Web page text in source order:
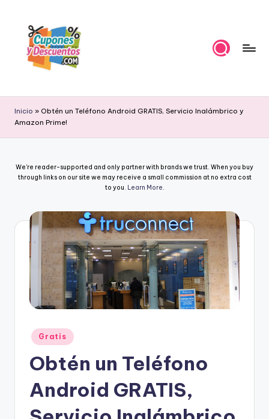
content
u
p
n
D
estas
descuentos
Inicio » Obtén un Teléfono Android GRATIS, Servicio Inalámbrico y
Amazon Prime!
We're reader-supported and only partner with brands we trust. When you buy
through links on our site we may receive a small commission at no extra cost
to you. Learn More.
Posted
in
Gratis
Obtén un Teléfono
Android GRATIS,